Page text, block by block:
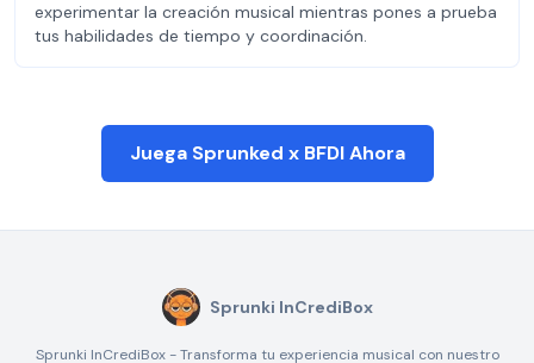
experimentar la creación musical mientras pones a prueba
tus habilidades de tiempo y coordinación.
Juega Sprunked x BFDI Ahora
Sprunki InCrediBox
Sprunki InCrediBox - Transforma tu experiencia musical con nuestro